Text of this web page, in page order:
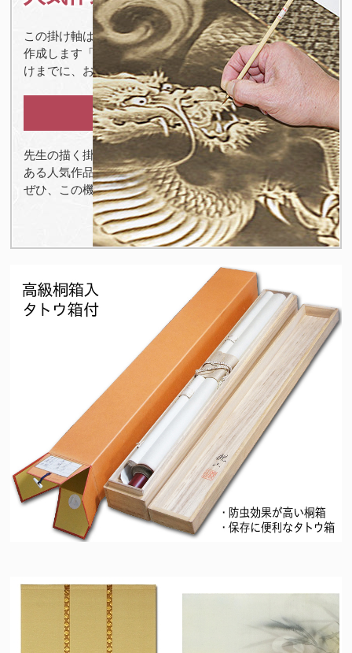
この掛け軸は好評のため現在、ご注文をお受けしてから
作成します「
オーダー品」となります。下記の通りお届
けまでに、お時間を頂戴しております。
納期：３ケ月ほど
先生の描く掛け軸は、お待ちいただいても十分に価値の
ある人気作品です。
ぜひ、この機会にお求めください。